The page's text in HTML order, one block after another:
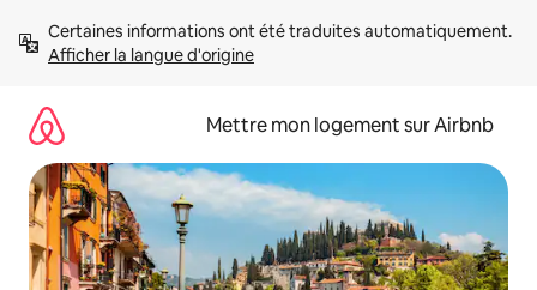
directement
Afficher la langue d'origine
Mettre mon logement sur Airbnb